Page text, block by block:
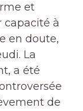
et
capacité à
en doute,
La
a été
de